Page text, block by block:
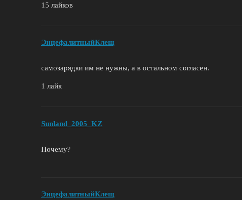
15 лайков
ЭнцефалитныйКлещ
самозарядки им не нужны, а в остальном согласен.
1 лайк
Sunland_2005_KZ
Почему?
ЭнцефалитныйКлещ